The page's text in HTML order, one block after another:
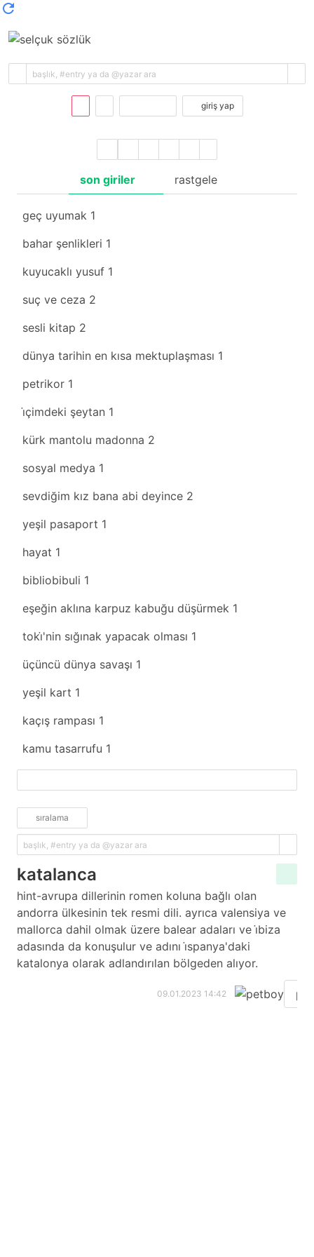
giriş yap
son giriler rastgele
geç uyumak 1
bahar şenlikleri 1
kuyucaklı yusuf 1
suç ve ceza 2
sesli kitap 2
dünya tarihin en kısa mektuplaşması 1
petrikor 1
i̇çimdeki şeytan 1
kürk mantolu madonna 2
sosyal medya 1
sevdiğim kız bana abi deyince 2
yeşil pasaport 1
hayat 1
bibliobibuli 1
eşeğin aklına karpuz kabuğu düşürmek 1
toki̇'nin sığınak yapacak olması 1
üçüncü dünya savaşı 1
yeşil kart 1
kaçış rampası 1
kamu tasarrufu 1
sıralama
katalanca
hint-avrupa dillerinin romen koluna bağlı olan
andorra ülkesinin tek resmi dili. ayrıca valensiya ve
mallorca dahil olmak üzere balear adaları ve i̇biza
adasında da konuşulur ve adını i̇spanya'daki
katalonya olarak adlandırılan bölgeden alıyor.
09.01.2023 14:42